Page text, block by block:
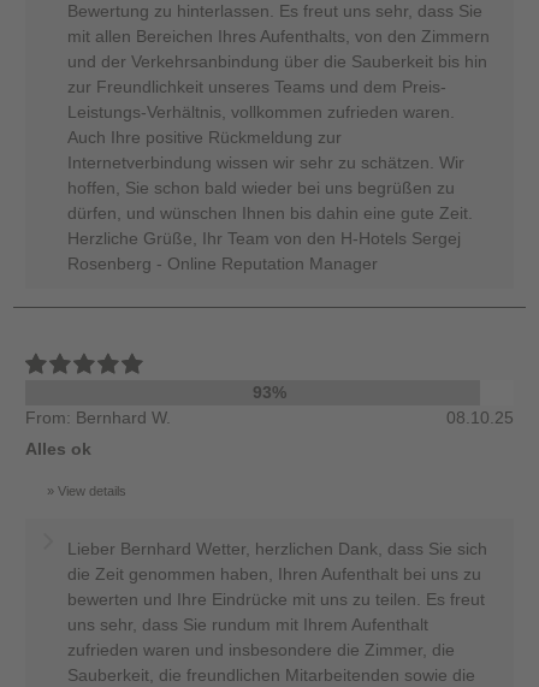
Bewertung zu hinterlassen. Es freut uns sehr, dass Sie
mit allen Bereichen Ihres Aufenthalts, von den Zimmern
und der Verkehrsanbindung über die Sauberkeit bis hin
zur Freundlichkeit unseres Teams und dem Preis-
Leistungs-Verhältnis, vollkommen zufrieden waren.
Auch Ihre positive Rückmeldung zur
Internetverbindung wissen wir sehr zu schätzen. Wir
hoffen, Sie schon bald wieder bei uns begrüßen zu
dürfen, und wünschen Ihnen bis dahin eine gute Zeit.
Herzliche Grüße, Ihr Team von den H-Hotels Sergej
Rosenberg - Online Reputation Manager
93%
From: Bernhard W.
08.10.25
Alles ok
View details
Lieber Bernhard Wetter, herzlichen Dank, dass Sie sich
die Zeit genommen haben, Ihren Aufenthalt bei uns zu
bewerten und Ihre Eindrücke mit uns zu teilen. Es freut
uns sehr, dass Sie rundum mit Ihrem Aufenthalt
zufrieden waren und insbesondere die Zimmer, die
Sauberkeit, die freundlichen Mitarbeitenden sowie die